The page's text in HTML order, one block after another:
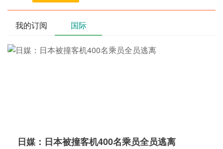
我的订阅 国际
日媒：日本被撞客机400名乘员全员逃离